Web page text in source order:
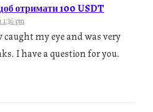
отримати 100 USDT
pm
my eye and was very
I have a question for you.